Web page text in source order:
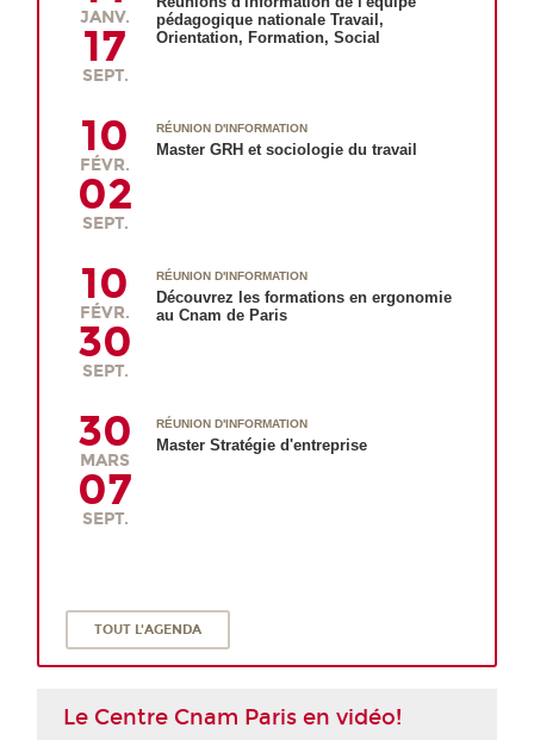
JANV.
17
SEPT.
pédagogique nationale Travail,
Orientation, Formation, Social
10
FÉVR.
02
SEPT.
RÉUNION D'INFORMATION
Master GRH et sociologie du travail
10
FÉVR.
30
SEPT.
RÉUNION D'INFORMATION
Découvrez les formations en ergonomie
au Cnam de Paris
30
MARS
07
SEPT.
RÉUNION D'INFORMATION
Master Stratégie d'entreprise
TOUT L'AGENDA
Le Centre Cnam Paris en vidéo!